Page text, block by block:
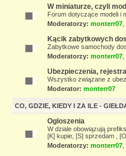
W miniaturze, czyli
Forum dotyczące modeli i
Moderatorzy: monterr07
Kącik zabytkowych
Zabytkowe samochody
Moderatorzy: monterr07
Ubezpieczenia,
Wszystko związane z
Moderator: monterr07
CO, GDZIE, KIEDY I ZA ILE -
Ogloszenia
W dziale obowiązują
[K] kupie, [S] sprzedam ,
Moderatorzy: monterr07